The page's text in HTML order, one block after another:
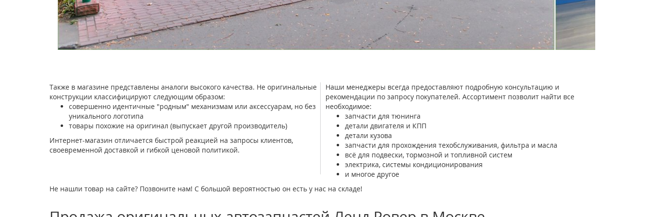
Также в магазине представлены аналоги высокого качества. Не оригинальные
конструкции классифицируют следующим образом:
совершенно идентичные "родным" механизмам или аксессуарам, но без
уникального логотипа
товары похожие на оригинал (выпускает другой производитель)
Интернет-магазин отличается быстрой реакцией на запросы клиентов,
своевременной доставкой и гибкой ценовой политикой.
Наши менеджеры всегда предоставляют подробную консультацию и
рекомендации по запросу покупателей. Ассортимент позволит найти все
необходимое:
запчасти для тюнинга
детали двигателя и КПП
детали кузова
запчасти для прохождения техобслуживания, фильтра и масла
всё для подвески, тормозной и топливной систем
электрика, системы кондиционирования
и многое другое
Не нашли товар на сайте? Позвоните нам! С большой вероятностью он есть у нас на складе!